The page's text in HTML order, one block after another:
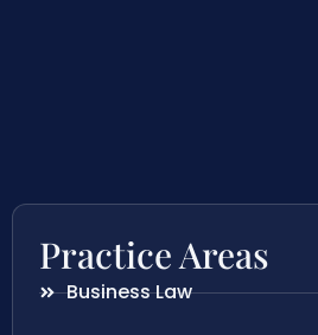
Practice Areas
Business Law